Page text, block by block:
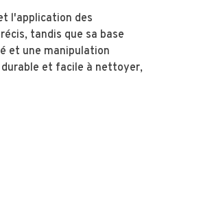
l'application des
tandis que sa base
et une manipulation
et facile à nettoyer,